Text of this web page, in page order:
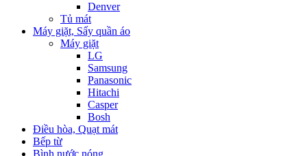
Denver
Tủ mát
Máy giặt, Sấy quần áo
Máy giặt
LG
Samsung
Panasonic
Hitachi
Casper
Bosh
Điều hòa, Quạt mát
Bếp từ
Bình nước nóng